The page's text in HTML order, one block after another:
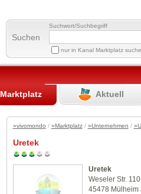
Suchen
Suchwort/Suchbegriff
nur in Kanal Marktplatz
Marktplatz Aktuell
»vivomondo / »Marktplatz/ »Unternehmen /
Uretek
Uretek
Weseler Str. 110
45478 Mülheim